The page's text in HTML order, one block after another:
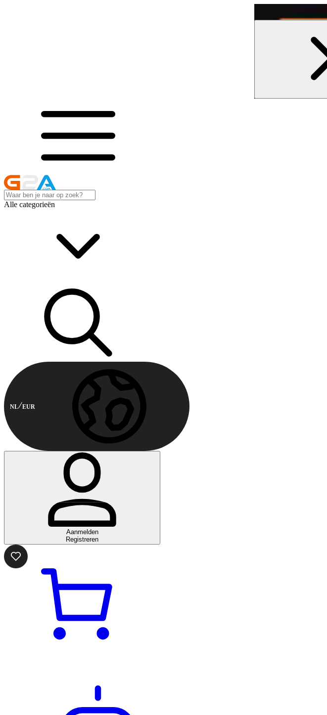
Alle categorieën
NL EUR
Aanmelden
Registreren